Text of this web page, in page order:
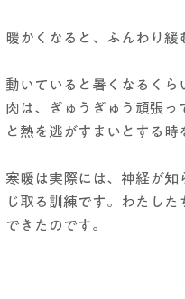
暖かくなると、ふんわり緩
動いていると暑くなるく
肉は、ぎゅうぎゅう頑張っ
と熱を逃がすまいとする時
寒暖は実際には、神経が
じ取る訓練です。わたし
できたのです。